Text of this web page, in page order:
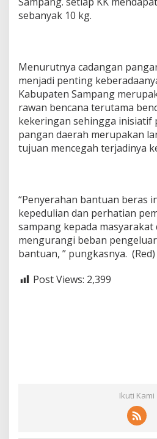
sebanyak 10 kg.
Menurutnya cadangan
menjadi penting
Kabupaten Sampang
rawan bencana terutama
kekeringan sehingga inisiatif
pangan daerah merupakan
tujuan mencegah terjadinya
“Penyerahan bantuan beras
kepedulian dan perhatian
sampang kepada
mengurangi beban
bantuan, ” pungkasnya. (Red)
Post Views: 2,399
Ikuti Kami